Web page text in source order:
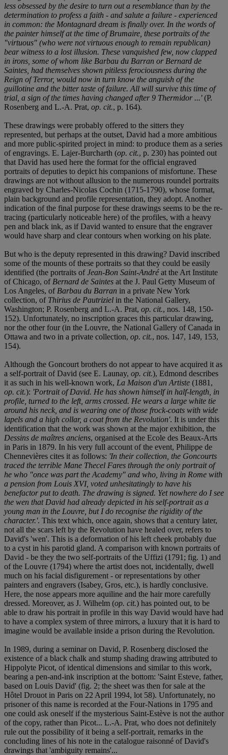
less obsessed by the desire to turn out a resemblance than by the
determination to profess a faith - and salute a failure - experienced
in common: the Montagnard dream is finally over. In the words of
the painter himself at the time of Brumaire, these portraits of the
"virtuous" (who were not virtuous enough to remain republican)
bear witness to a lost illusion. These vanquished few, now clapped
in irons, some of whom like Barbau du Barran or Bernard de
Saintes, had themselves shown pitiless ferociousness during the
Reign of Terror, would now in turn know the anguish of the
guillotine and the bitter taste of failure. All will survive this time of
trial, a sign of the times having changed after 9 Thermidor ...'(P.
Rosenberg and L.-A. Prat, op. cit., p. 164).
These drawings were probably offered to the sitters they
represented, but perhaps at the outset, David had a more ambitious
and more public-spirited project in mind: to produce them as a series
of engravings. E. Lajer-Burcharth (op. cit., p. 230) has pointed out
that David has used here the format for the official engraved
portraits of deputies to depict his companions of misfortune. These
drawings are not without allusion to the numerous roundel portraits
engraved by Charles-Nicolas Cochin (1715-1790), whose format,
plain background and profile representation, they adopt. Another
indication of the final purpose for these drawings seems to be the re-
tracing (particularly noticeable here) of the profiles, with a heavy
pen and black ink, as if David wanted to ensure that the engraver
would have sharp and clear contours when working on his plate.
But who is the deputy represented in this drawing? David inscribed
some of the mounts of these portraits so that they could be easily
identified (the portraits ofJean-Bon Saint-Andréat the Art Institute
of Chicago, of Bernard de Saintes at the J. Paul Getty Museum of
Los Angeles, of Barbau du Barran in a private New York
collection, of Thirius de Pautriziel in the National Gallery,
Washington; P. Rosenberg and L.-A. Prat, op. cit., nos. 148, 150-
152). Unfortunately, no inscription graces this particular drawing,
nor the other four (in the Louvre, the National Gallery of Canada in
Ottawa and two in a private collection, op. cit., nos. 147, 149, 153,
154).
Although the Goncourt brothers do not appear to have acquired it as
a self-portrait of David (see E. Launay, op. cit.), Edmond describes
it as such in his well-known work, La Maison d'un Artiste (1881,
op. cit.): 'Portrait of David. He has shown himself in half-length, in
profile, turned to the left, arms crossed. He wears a large white tie
around his neck, and is wearing one of those frock-coats with wide
lapels and a high collar, a coat from the Revolution'. It is under this
identification that the work was shown at the major exhibition, the
Dessins de maîtres anciens, organised at the Ecole des Beaux-Arts
in Paris in 1879. In his very full account of the event, Philippe de
Chennevières cites it as follows: 'In their collection, the Goncourts
traced the terrible Mane Thecel Fares through the only portrait of
he who "once was part the Academy" and who, living in Rome with
a pension from Louis XVI, voted unhesitatingly to have his
benefactor put to death. The drawing is signed. Yet nowhere do I see
the wen that David had already depicted in his self-portrait as a
young man in the Louvre, but I do recognise the rigidity of the
character.'. This text which, once again, shows that a century later,
not all the scars left by the Revolution have healed over, refers to
David's 'wen'. This is a deformation of his left cheek probably due
to a cyst in his parotid gland. A comparison with known portraits of
David - be they the two self-portraits of the Uffizi (1791; fig. 1) and
of the Louvre (1794) where the artist does not, incidentally, dwell
much on his facial disfigurement - or representations by other
painters and engravers (Isabey, Gros, etc.), is hardly conclusive.
Here, the nose appears more aquiline and the hair more carefully
dressed. Moreover, as J. Wilhelm (op. cit.) has pointed out, to be
able to draw his portrait in profile in this way David would have had
to have a complex system of three mirrors, a luxury that it is hard to
imagine would be available inside a prison during the Revolution.
In 1989, during a seminar on David, P. Rosenberg disclosed the
existence of a black chalk and stump shading drawing attributed to
Hippolyte Picot, of identical dimensions and similar to this work,
bearing a pen-and-ink inscription at the bottom: 'Saint Esteve, father,
based on Louis David' (fig. 2; the sheet was then for sale at the
Hôtel Drouot in Paris on 22 April 1994, lot 58). Unfortunately, no
prisoner of this name is recorded at the Four-Nations in 1795 and
one could ask oneself if the mysterious Saint-Estève is not the author
of the copy, rather than Picot... L.-A. Prat, who does not definitely
rule out the possibility of it being a self-portrait, remarks in the
concluding lines of his note in the catalogue raisonné of David's
drawings that 'ambiguity remains'...